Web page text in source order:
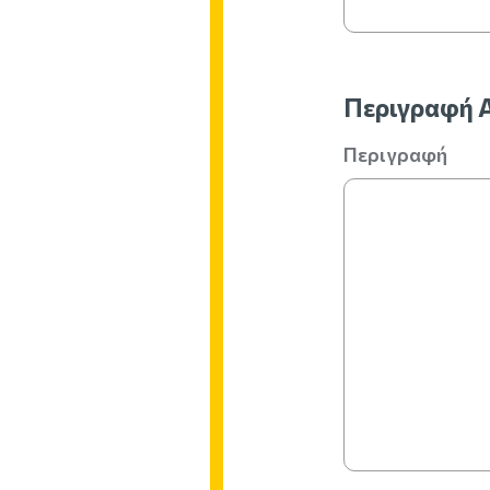
Περιγραφή
Περιγραφή